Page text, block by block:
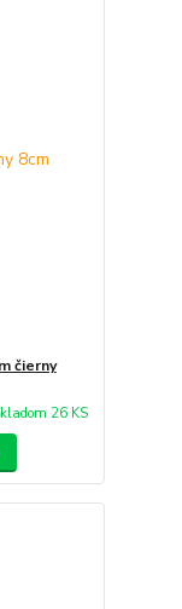
čierny
26 KS